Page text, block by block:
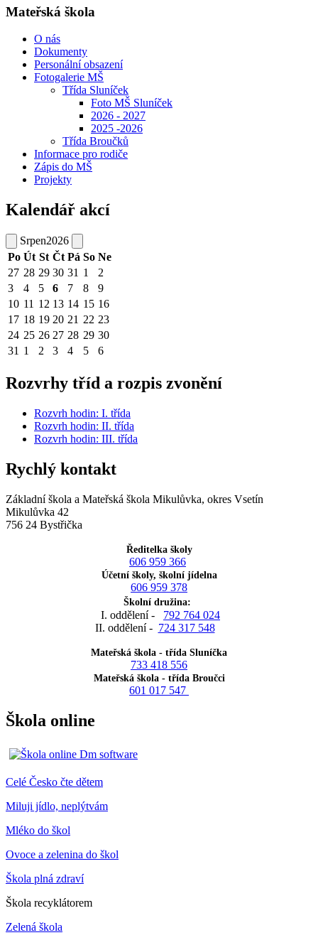
Mateřská škola
O nás
Dokumenty
Personální obsazení
Fotogalerie MŠ
Třída Sluníček
Foto MŠ Sluníček
2026 - 2027
2025 -2026
Třída Broučků
Informace pro rodiče
Zápis do MŠ
Projekty
Kalendář akcí
Srpen2026
Po Út St Čt Pá So Ne
27 28 29 30 31 1
2
3
4 5 6 7 8
9
10 11 12 13 14 15 16
17 18 19 20 21 22 23
24 25 26 27 28 29 30
31 1 2 3 4 5 6
Rozvrhy tříd a rozpis zvonění
Rozvrh hodin: I. třída
Rozvrh hodin: II. třída
Rozvrh hodin: III. třída
Rychlý kontakt
Základní škola a Mateřská škola Mikulůvka, okres Vsetín
Mikulůvka 42
756 24 Bystřička
Ředitelka školy
606 959 366
Účetní školy, školní jídelna
606 959 378
Školní družina:
I. oddělení - 792 764 024
II. oddělení - 724 317 548
Mateřská škola - třída Sluníčka
733 418 556
Mateřská škola - třída Broučci
601 017 547
Škola online
Celé Česko čte dětem
Miluji jídlo, neplýtvám
Mléko do škol
Ovoce a zelenina do škol
Škola plná zdraví
Škola recyklátorem
Zelená škola